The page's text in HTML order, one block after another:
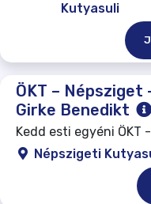
Kutyasuli
ÖKT – Népsziget
Girke Benedikt
Kedd esti egyéni ÖKT
Népszigeti